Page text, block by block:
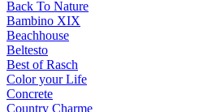
Back To Nature
Bambino XIX
Beachhouse
Beltesto
Best of Rasch
Color your Life
Concrete
Country Charme